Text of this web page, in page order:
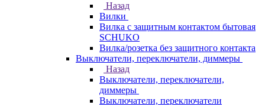
Назад
Вилки
Вилка с защитным контактом бытовая
SCHUKO
Вилка/розетка без защитного контакта
Выключатели, переключатели, диммеры
Назад
Выключатели, переключатели,
диммеры
Выключатели, переключатели